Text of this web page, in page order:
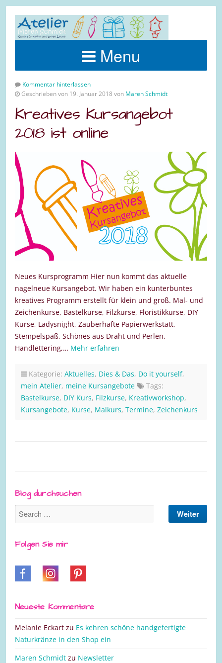
Menu
Kommentar hinterlassen
Geschrieben von 19. Januar 2018 von Maren Schmidt
Kreatives Kursangebot
2018 ist online
Neues Kursprogramm Hier nun kommt das aktuelle
nagelneue Kursangebot. Wir haben ein kunterbuntes
kreatives Programm erstellt für klein und groß. Mal- und
Zeichenkurse, Bastelkurse, Filzkurse, Floristikkurse, DIY
Kurse, Ladysnight, Zauberhafte Papierwerkstatt,
Stempelspaß, Schönes aus Draht und Perlen,
Handlettering,… Mehr erfahren
Kategorie: Aktuelles, Dies & Das, Do it yourself,
mein Atelier, meine Kursangebote
Tags:
Bastelkurse, DIY Kurs, Filzkurse, Kreativworkshop,
Kursangebote, Kurse, Malkurs, Termine, Zeichenkurs
Blog durchsuchen
Folgen Sie mir
Neueste Kommentare
Melanie Eckart zu Es kehren schöne handgefertigte
Naturkränze in den Shop ein
Maren Schmidt zu Newsletter